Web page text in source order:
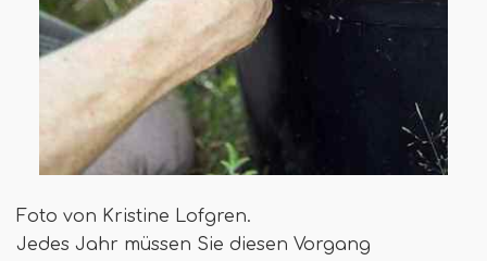
Foto von Kristine Lofgren.
Jedes Jahr müssen Sie diesen Vorgang